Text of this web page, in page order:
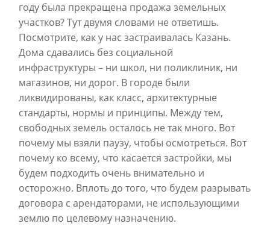
году была прекращена продажа земельных
участков? Тут двумя словами не ответишь.
Посмотрите, как у нас застраивалась Казань.
Дома сдавались без социальной
инфраструктуры – ни школ, ни поликлиник, ни
магазинов, ни дорог. В городе были
ликвидированы, как класс, архитектурные
стандарты, нормы и принципы. Между тем,
свободных земель осталось не так много. Вот
почему мы взяли паузу, чтобы осмотреться. Вот
почему ко всему, что касается застройки, мы
будем подходить очень внимательно и
осторожно. Вплоть до того, что будем разрывать
договора с арендаторами, не использующими
землю по целевому назначению.